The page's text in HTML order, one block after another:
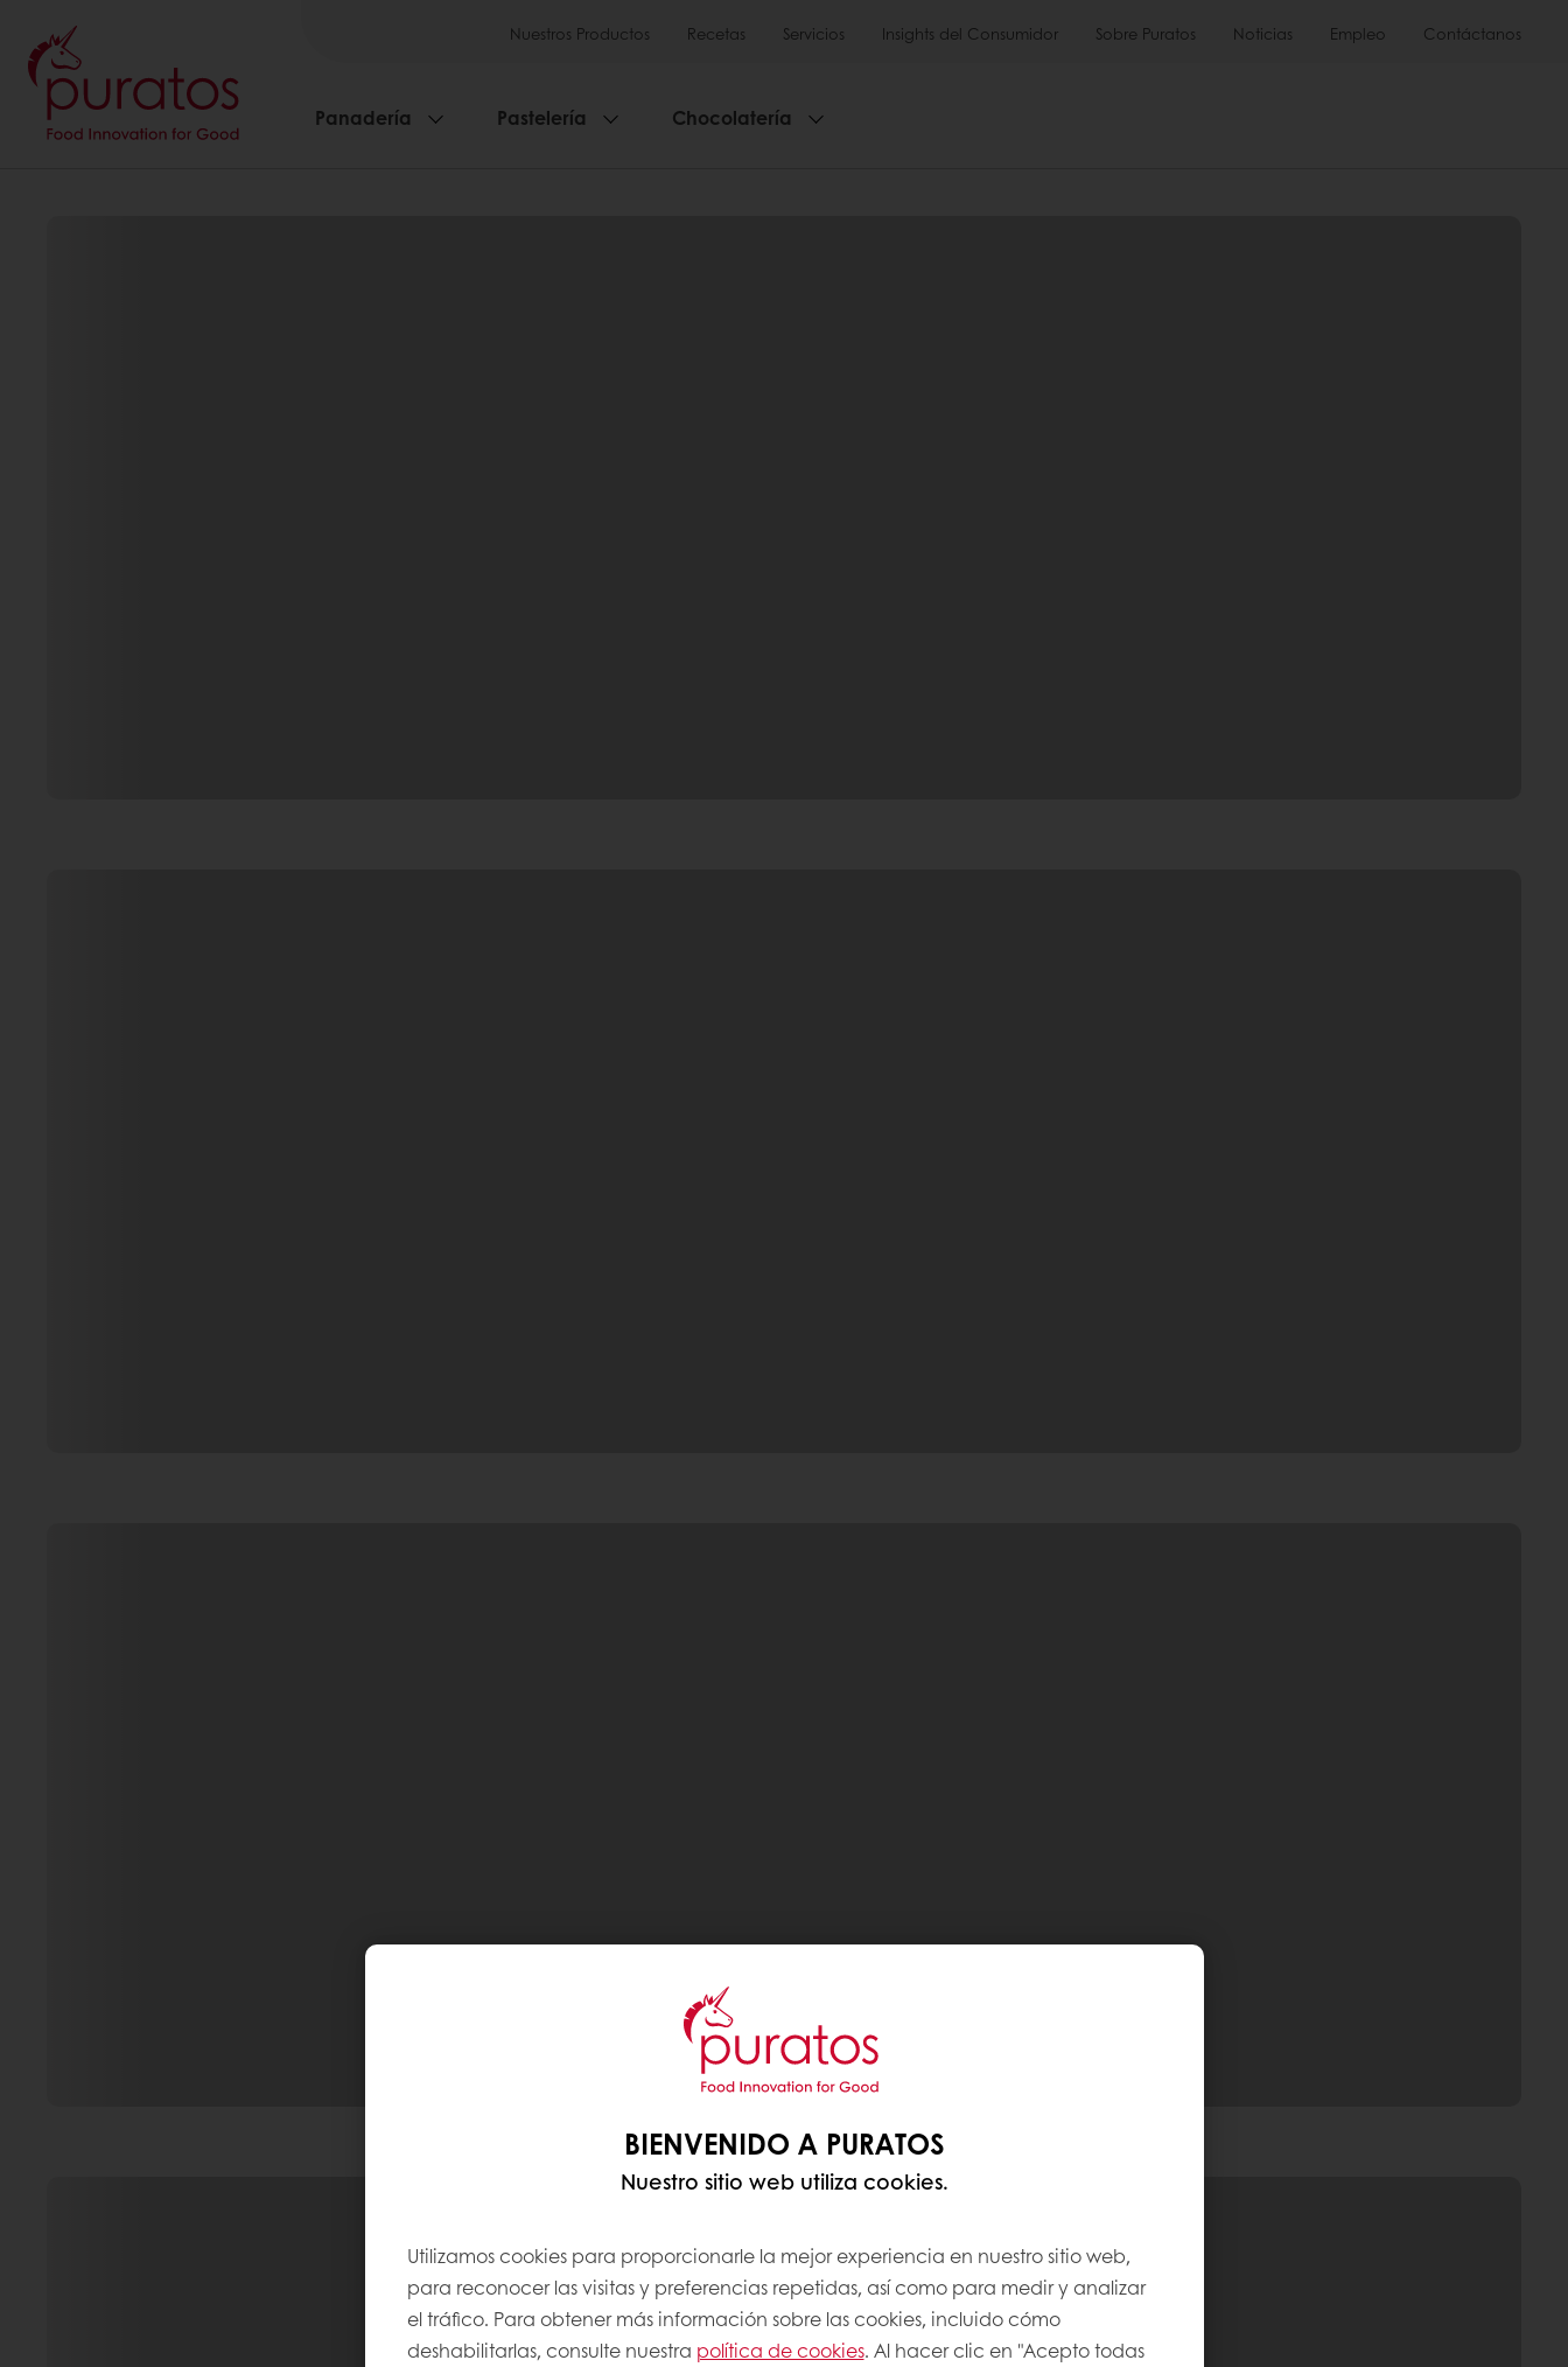
Nuestros Productos Recetas Servicios Insights del Consumidor Sobre Puratos Noticias Empleo Contáctanos
Panadería Pastelería Chocolatería
BIENVENIDO A PURATOS
Nuestro sitio web utiliza cookies.
Utilizamos cookies para proporcionarle la mejor experiencia en nuestro sitio web,
para reconocer las visitas y preferencias repetidas, así como para medir y analizar
el tráfico. Para obtener más información sobre las cookies, incluido cómo
deshabilitarlas, consulte nuestra política de cookies. Al hacer clic en "Acepto todas